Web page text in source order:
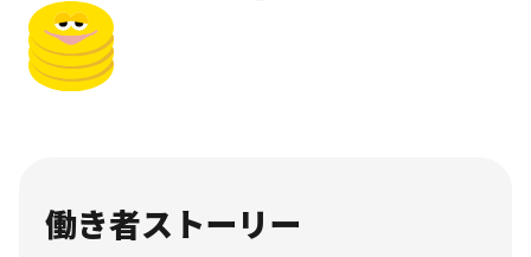
働き者ストーリー